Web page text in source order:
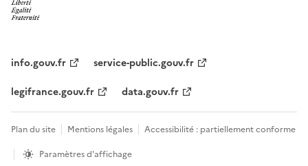
info.gouv.fr
service-public.gouv.fr
legifrance.gouv.fr
data.gouv.fr
Plan du site Mentions légales
Accessibilité : partiellement conforme
Paramètres d'affichage